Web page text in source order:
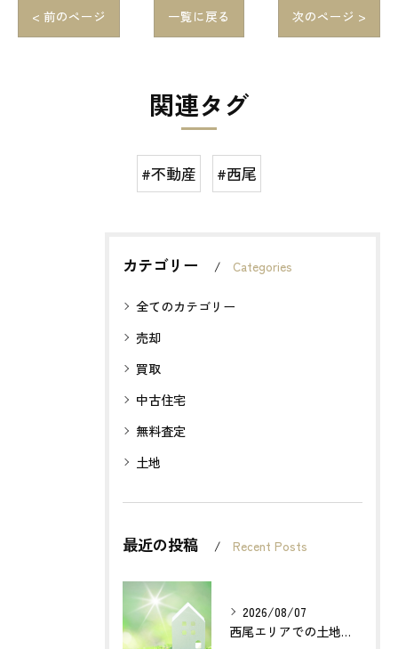
< 前のページ 一覧に戻る 次のページ >
関連タグ
#不動産 #西尾
カテゴリー Categories
全てのカテゴリー
売却
買取
中古住宅
無料査定
土地
最近の投稿 Recent Posts
2026/08/07
西尾エリアでの土地売却成功の秘訣とは？